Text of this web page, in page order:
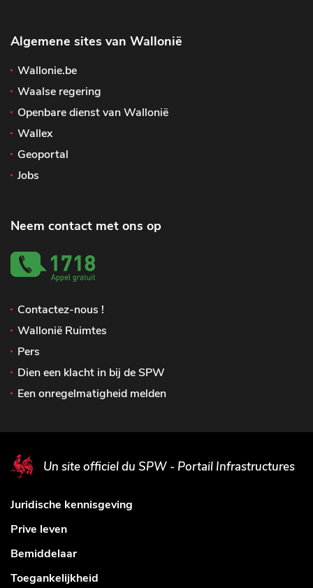
Algemene sites van Wallonië
Wallonie.be
Waalse regering
Openbare dienst van Wallonië
Wallex
Geoportal
Jobs
Neem contact met ons op
Contactez-nous !
Wallonië Ruimtes
Pers
Dien een klacht in bij de SPW
Een onregelmatigheid melden
Un site officiel du SPW - Portail Infrastructures
Juridische kennisgeving
Prive leven
Bemiddelaar
Toegankelijkheid